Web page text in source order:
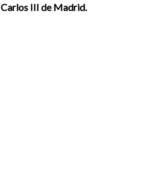
Carlos III de Madrid.